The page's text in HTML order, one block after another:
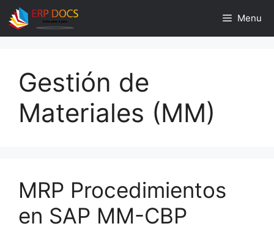
Skip
to
content
Menu
Gestión de
Materiales (MM)
MRP Procedimientos
en SAP MM-CBP